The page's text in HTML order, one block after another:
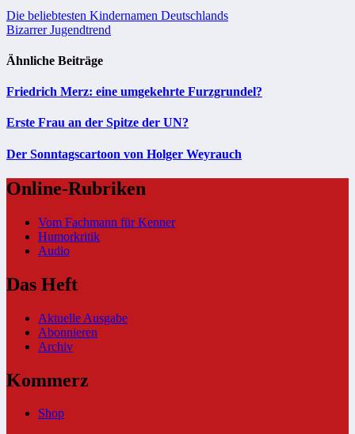
Beitragsnavigation
Die beliebtesten Kindernamen Deutschlands
Bizarrer Jugendtrend
Ähnliche Beiträge
Friedrich Merz: eine umgekehrte Furzgrundel?
Erste Frau an der Spitze der UN?
Der Sonntagscartoon von Holger Weyrauch
Online-Rubriken
Vom Fachmann für Kenner
Humorkritik
Audio
Das Heft
Aktuelle Ausgabe
Abonnieren
Archiv
Kommerz
Shop